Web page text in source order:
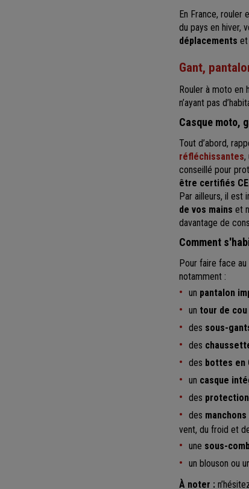
En France, rouler
du pays en hiver,
déplacements et
Gant,
Rouler à moto en
n’ayant pas
Casque moto,
Tout d’abord,
réfléchissantes,
conseillé pour
être certifiés CE
Par ailleurs, il est
de vos mains et
davantage de
Comment
Pour faire face au
notamment :
un pantalon
un tour de
des sous-
des
des bottes en
un casque
des
des
vent, du froid et
une sous-
un blouson ou
À noter :